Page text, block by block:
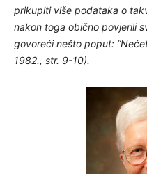
prikupiti više podataka o
nakon toga obično povjerili
govoreći nešto poput:
1982., str. 9-10).